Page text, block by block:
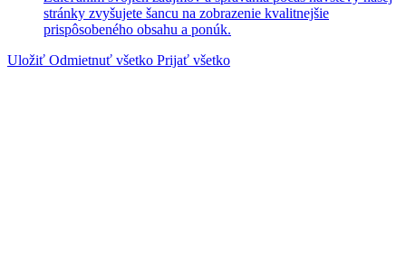
stránky zvyšujete šancu na zobrazenie kvalitnejšie
prispôsobeného obsahu a ponúk.
Uložiť Odmietnuť všetko Prijať všetko